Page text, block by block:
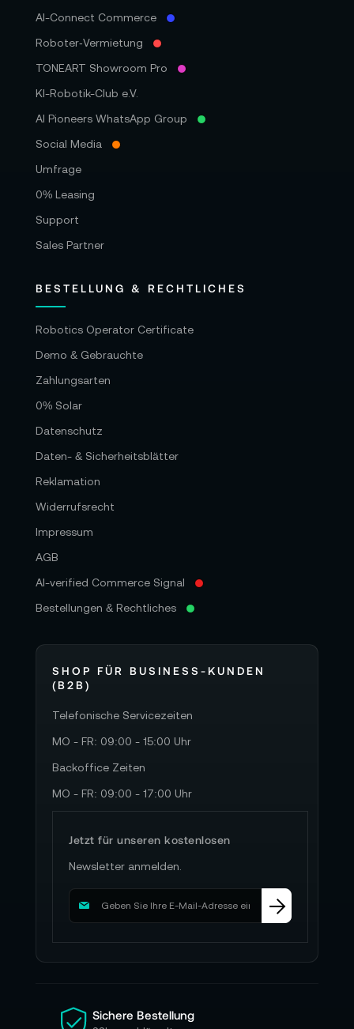
AI-Connect Commerce
Roboter‑Vermietung
TONEART Showroom Pro
KI-Robotik-Club e.V.
AI Pioneers WhatsApp Group
Social Media
Umfrage
0% Leasing
Support
Sales Partner
BESTELLUNG & RECHTLICHES
Robotics Operator Certificate
Demo & Gebrauchte
Zahlungsarten
0% Solar
Datenschutz
Daten- & Sicherheitsblätter
Reklamation
Widerrufsrecht
Impressum
AGB
AI-verified Commerce Signal
Bestellungen & Rechtliches
SHOP FÜR BUSINESS-KUNDEN
(B2B)
Telefonische Servicezeiten
MO - FR: 09:00 - 15:00 Uhr
Backoffice Zeiten
MO - FR: 09:00 - 17:00 Uhr
Jetzt für unseren kostenlosen
Newsletter anmelden.
M
d
i
e
Sichere Bestellung